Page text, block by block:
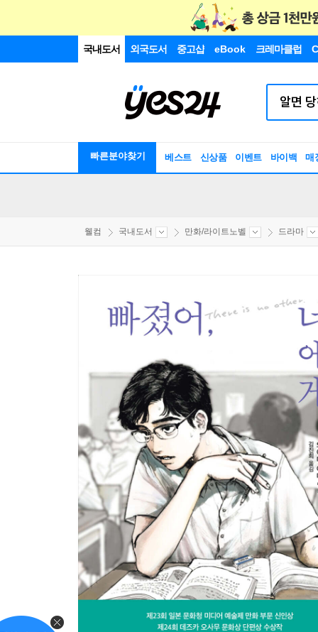
국내도서 외국도서 중고샵 eBook 크레마클럽
빠른분야찾기 베스트 신상품 이벤트 바이백 매
웰컴 국내도서 만화/라이트노벨 드라마